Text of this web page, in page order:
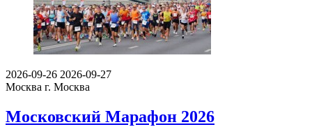
2026-09-26 2026-09-27
Москва г. Москва
Московский Марафон 2026